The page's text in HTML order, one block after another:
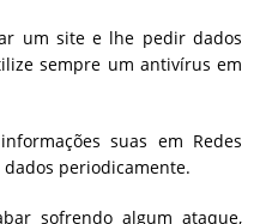
um site e lhe pedir dados
sempre um antivírus em
suas em Redes
dados periodicamente.
sofrendo algum ataque,